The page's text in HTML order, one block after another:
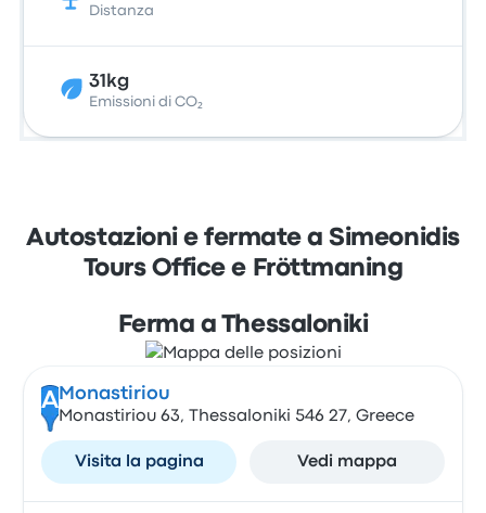
Distanza
31kg
Emissioni di CO₂
Autostazioni e fermate a Simeonidis
Tours Office e Fröttmaning
Ferma a Thessaloniki
A Monastiriou
Monastiriou 63, Thessaloniki 546 27, Greece
Visita la pagina Vedi mappa